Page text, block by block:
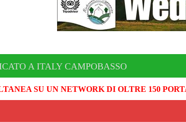
A ITALY CAMPOBASSO
SU UN NETWORK DI OLTRE 150